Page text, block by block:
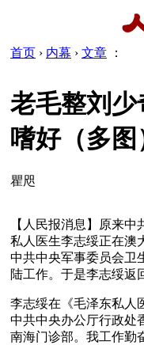
首页 › 内幕 › 文章 ：
老毛整刘
嗜好（多图
瞿咫
【人民报消息】原来
私人医生李志绥正在澳
中共中央军事委员会卫
陆工作。于是李志绥返
李志绥在《毛泽东私人
中共中央办公厅行政处
南海门诊部。我工作勤